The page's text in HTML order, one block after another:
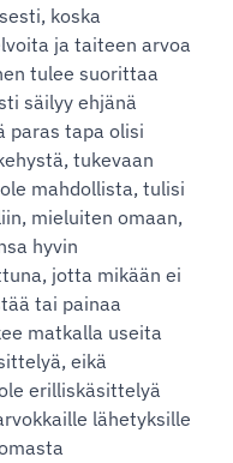
koska
ja taiteen arvoa
tulee suorittaa
säilyy ehjänä
paras tapa olisi
tukevaan
mahdollista, tulisi
mieluiten omaan,
hyvin
jotta mikään ei
tai painaa
matkalla useita
eikä
erilliskäsittelyä
lähetyksille